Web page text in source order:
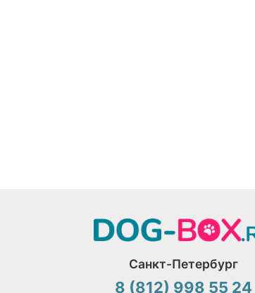
Санкт-Петербург
8 (812) 998 55 24